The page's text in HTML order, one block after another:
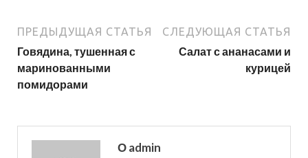
ПРЕДЫДУЩАЯ СТАТЬЯ
Говядина, тушенная с
маринованными
помидорами
СЛЕДУЮЩАЯ СТАТЬЯ
Салат с ананасами и
курицей
О admin